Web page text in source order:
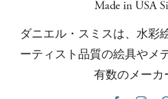
ダニエル・スミスは、水彩
ーティスト品質の絵具やメ
有数のメーカ